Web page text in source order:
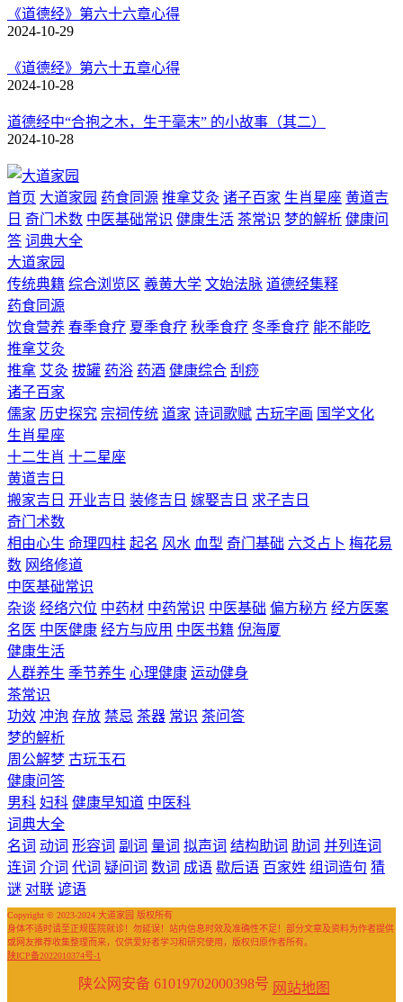
《道德经》第六十六章心得
2024-10-29
《道德经》第六十五章心得
2024-10-28
道德经中“合抱之木，生于毫末” 的小故事（其二）
2024-10-28
首页 大道家园 药食同源 推拿艾灸 诸子百家 生肖星座 黄道吉
日 奇门术数 中医基础常识 健康生活 茶常识 梦的解析 健康问
答 词典大全
大道家园
传统典籍 综合浏览区 羲黄大学 文始法脉 道德经集释
药食同源
饮食营养 春季食疗 夏季食疗 秋季食疗 冬季食疗 能不能吃
推拿艾灸
推拿 艾灸 拔罐 药浴 药酒 健康综合 刮痧
诸子百家
儒家 历史探究 宗祠传统 道家 诗词歌赋 古玩字画 国学文化
生肖星座
十二生肖 十二星座
黄道吉日
搬家吉日 开业吉日 装修吉日 嫁娶吉日 求子吉日
奇门术数
相由心生 命理四柱 起名 风水 血型 奇门基础 六爻占卜 梅花易
数 网络修道
中医基础常识
杂谈 经络穴位 中药材 中药常识 中医基础 偏方秘方 经方医案
名医 中医健康 经方与应用 中医书籍 倪海厦
健康生活
人群养生 季节养生 心理健康 运动健身
茶常识
功效 冲泡 存放 禁忌 茶器 常识 茶问答
梦的解析
周公解梦 古玩玉石
健康问答
男科 妇科 健康早知道 中医科
词典大全
名词 动词 形容词 副词 量词 拟声词 结构助词 助词 并列连词
连词 介词 代词 疑问词 数词 成语 歇后语 百家姓 组词造句 猜
谜 对联 谚语
Copyright © 2023-2024 大道家园 版权所有
身体不适时请至正规医院就诊！勿延误！站内信息时效及准确性不足！部分文章及资料为作者提供
或网友推荐收集整理而来，仅供爱好者学习和研究使用，版权归原作者所有。
陕ICP备2022010374号-1
陕公网安备 61019702000398号 网站地图